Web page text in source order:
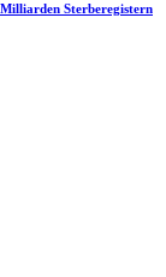
Sterberegistern